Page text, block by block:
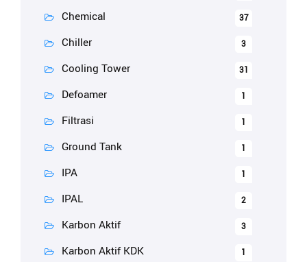
Chemical 37
Chiller 3
Cooling Tower 31
Defoamer 1
Filtrasi 1
Ground Tank 1
IPA 1
IPAL 2
Karbon Aktif 3
Karbon Aktif KDK 1